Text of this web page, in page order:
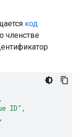
код
членстве
,
ID" ,
,